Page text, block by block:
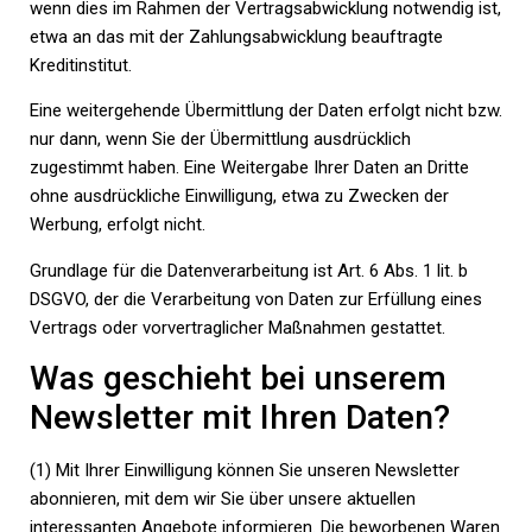
wenn dies im Rahmen der Vertragsabwicklung notwendig ist,
etwa an das mit der Zahlungsabwicklung beauftragte
Kreditinstitut.
Eine weitergehende Übermittlung der Daten erfolgt nicht bzw.
nur dann, wenn Sie der Übermittlung ausdrücklich
zugestimmt haben. Eine Weitergabe Ihrer Daten an Dritte
ohne ausdrückliche Einwilligung, etwa zu Zwecken der
Werbung, erfolgt nicht.
Grundlage für die Datenverarbeitung ist Art. 6 Abs. 1 lit. b
DSGVO, der die Verarbeitung von Daten zur Erfüllung eines
Vertrags oder vorvertraglicher Maßnahmen gestattet.
Was geschieht bei unserem
Newsletter mit Ihren Daten?
(1) Mit Ihrer Einwilligung können Sie unseren Newsletter
abonnieren, mit dem wir Sie über unsere aktuellen
interessanten Angebote informieren. Die beworbenen Waren